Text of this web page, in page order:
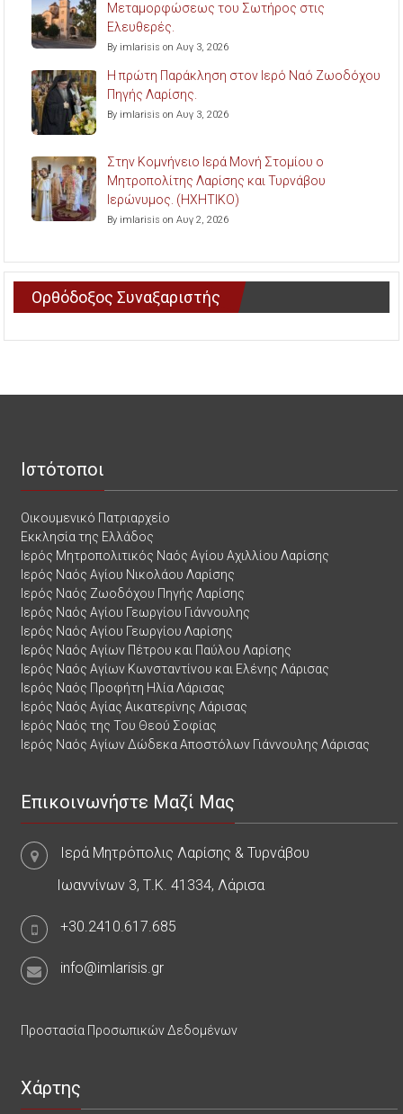
Μεταμορφώσεως του Σωτήρος στις
Ελευθερές.
By imlarisis on Αυγ 3, 2026
Η πρώτη Παράκληση στον Ιερό Ναό Ζωοδόχου
Πηγής Λαρίσης.
By imlarisis on Αυγ 3, 2026
Στην Κομνήνειο Ιερά Μονή Στομίου ο
Μητροπολίτης Λαρίσης και Τυρνάβου
Ιερώνυμος. (ΗΧΗΤΙΚΟ)
By imlarisis on Αυγ 2, 2026
Ορθόδοξος Συναξαριστής
Ιστότοποι
Οικουμενικό Πατριαρχείο
Εκκλησία της Ελλάδος
Ιερός Μητροπολιτικός Ναός Αγίου Αχιλλίου Λαρίσης
Ιερός Ναός Αγίου Νικολάου Λαρίσης
Ιερός Ναός Ζωοδόχου Πηγής Λαρίσης
Ιερός Ναός Αγίου Γεωργίου Γιάννουλης
Ιερός Ναός Αγίου Γεωργίου Λαρίσης
Ιερός Ναός Αγίων Πέτρου και Παύλου Λαρίσης
Ιερός Ναός Αγίων Κωνσταντίνου και Ελένης Λάρισας
Ιερός Ναός Προφήτη Ηλία Λάρισας
Ιερός Ναός Αγίας Αικατερίνης Λάρισας
Ιερός Ναός της Του Θεού Σοφίας
Ιερός Ναός Αγίων Δώδεκα Αποστόλων Γιάννουλης Λάρισας
Επικοινωνήστε Μαζί Μας
Ιερά Μητρόπολις Λαρίσης & Τυρνάβου
Ιωαννίνων 3, Τ.Κ. 41334, Λάρισα
+30.2410.617.685
info@imlarisis.gr
Προστασία Προσωπικών Δεδομένων
Χάρτης